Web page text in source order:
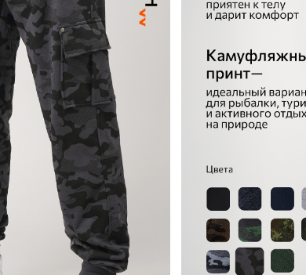
Джинсы
Домашняя одежда
Лонгсливы
Нижнее бельё
Пиджаки, жилеты и жакеты
Пижамы
Толстовки, свитшоты и худи
Майки
Нижнее бельё
Одежда для дома
Спортивные костюмы
Толстовки, свитшоты и худи